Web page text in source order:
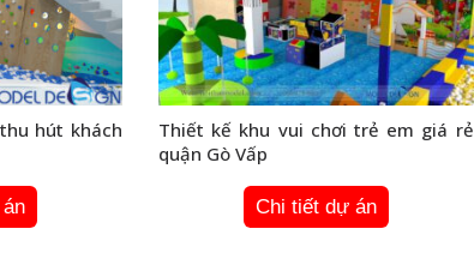
hút khách
Thiết kế khu vui chơi trẻ em giá rẻ
quận Gò Vấp
Chi tiết dự án